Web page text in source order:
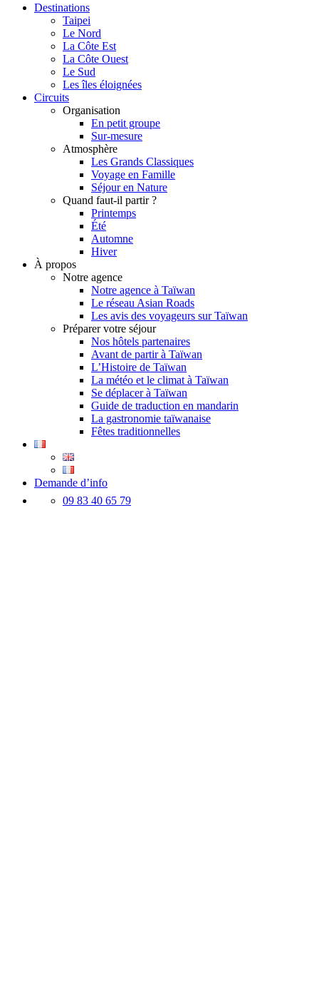
Destinations
Taipei
Le Nord
La Côte Est
La Côte Ouest
Le Sud
Les îles éloignées
Circuits
Organisation
En petit groupe
Sur-mesure
Atmosphère
Les Grands Classiques
Voyage en Famille
Séjour en Nature
Quand faut-il partir ?
Printemps
Été
Automne
Hiver
À propos
Notre agence
Notre agence à Taïwan
Le réseau Asian Roads
Les avis des voyageurs sur Taïwan
Préparer votre séjour
Nos hôtels partenaires
Avant de partir à Taïwan
L’Histoire de Taïwan
La météo et le climat à Taïwan
Se déplacer à Taïwan
Guide de traduction en mandarin
La gastronomie taïwanaise
Fêtes traditionnelles
Demande d’info
09 83 40 65 79